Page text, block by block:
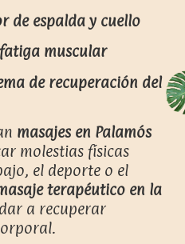
de espalda y cuello
fatiga muscular
de recuperación del
masajes en Palamós
molestias físicas
el deporte o el
terapéutico en la
a recuperar